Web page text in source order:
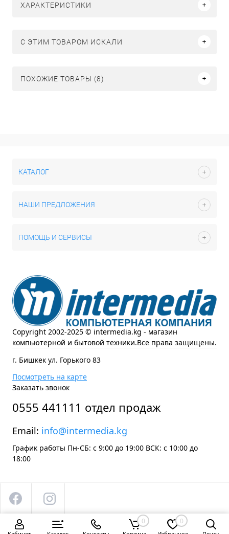
ХАРАКТЕРИСТИКИ
C ЭТИМ ТОВАРОМ ИСКАЛИ
ПОХОЖИЕ ТОВАРЫ (8)
КАТАЛОГ
НАШИ ПРЕДЛОЖЕНИЯ
ПОМОЩЬ И СЕРВИСЫ
Copyright 2002-2025 © intermedia.kg - магазин
компьютерной и бытовой техники.Все права защищены.
г. Бишкек ул. Горького 83
Посмотреть на карте
Заказать звонок
0555 441111 отдел продаж
Email: info@intermedia.kg
График работы Пн-СБ: с 9:00 до 19:00 ВСК: с 10:00 до
18:00
0 0